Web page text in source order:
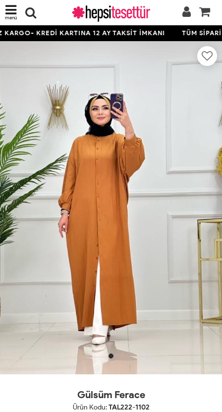
menü
KREDİ KARTINA 12 AY TAKSİT İMKANI TÜM
Gülsüm Ferace
Ürün Kodu:TAL222-1102